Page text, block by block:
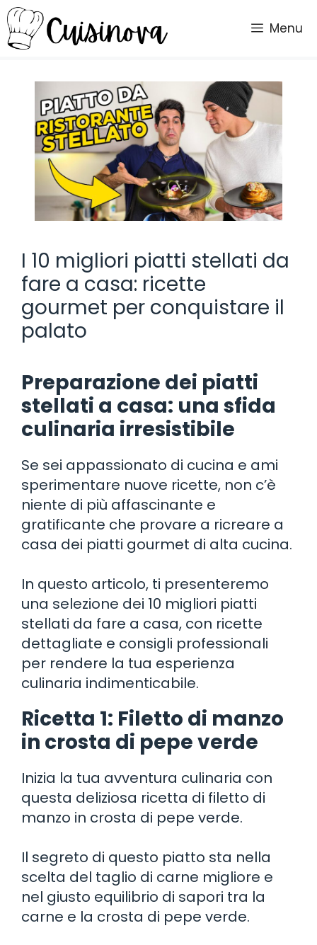
Vai
al
contenuto
Menu
I 10 migliori piatti stellati da
fare a casa: ricette
gourmet per conquistare il
palato
Preparazione dei piatti
stellati a casa: una sfida
culinaria irresistibile
Se sei appassionato di cucina e ami
sperimentare nuove ricette, non c’è
niente di più affascinante e
gratificante che provare a ricreare a
casa dei piatti gourmet di alta cucina.
In questo articolo, ti presenteremo
una selezione dei 10 migliori piatti
stellati da fare a casa, con ricette
dettagliate e consigli professionali
per rendere la tua esperienza
culinaria indimenticabile.
Ricetta 1: Filetto di manzo
in crosta di pepe verde
Inizia la tua avventura culinaria con
questa deliziosa ricetta di filetto di
manzo in crosta di pepe verde.
Il segreto di questo piatto sta nella
scelta del taglio di carne migliore e
nel giusto equilibrio di sapori tra la
carne e la crosta di pepe verde.